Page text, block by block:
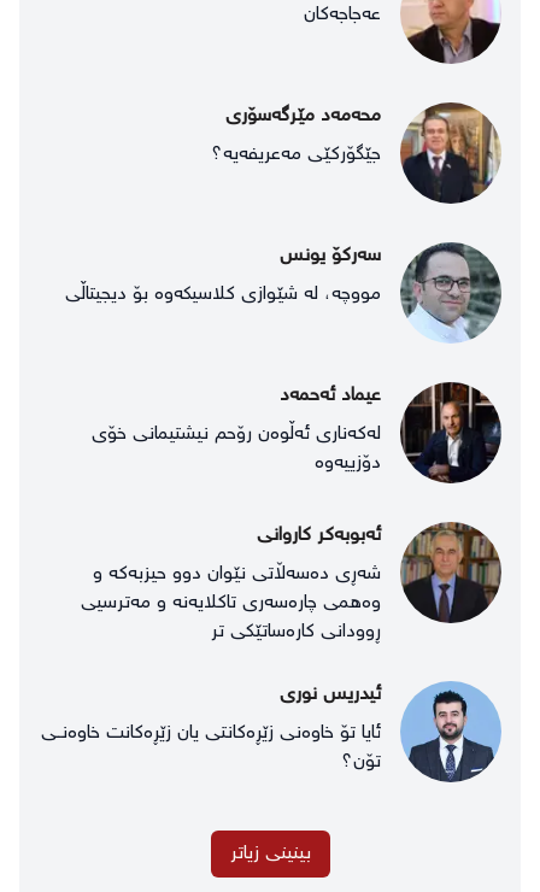
عەجاجەكان
محەمەد مێرگەسۆری
جێگۆرکێی مەعریفەیە؟
سەرکۆ یونس
مووچه‌، لە شێوازی کلاسیکەوە بۆ دیجیتاڵی
عیماد ئەحمەد
لەکەناری ئەڵوەن رۆحم نیشتیمانی خۆی
دۆزییەوە
ئەبوبەکر کاروانی
شەڕی دەسەڵاتی نێوان دوو حیزبەکە و
وەهمی چارەسەری تاکلایەنە و مەترسیی
ڕوودانی کارەساتێکی تر
ئیدریس نوری
ئایا تۆ خاوەنی زێڕەکانتی یان زێڕەکانت خاوەنــی
تۆن؟
بینینی زیاتر